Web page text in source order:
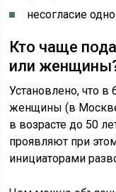
несогласие
Кто чаще
или
Установлено, что в
женщины (в Москве
в возрасте до 50
проявляют при
инициаторами